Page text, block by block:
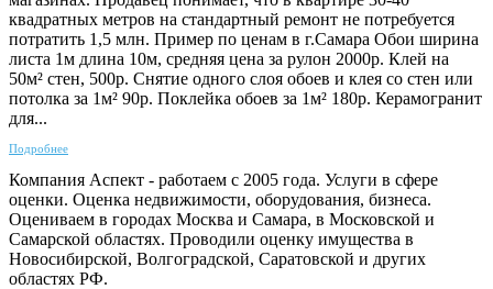
квадратных метров на стандартный ремонт не потребуется
потратить 1,5 млн. Пример по ценам в г.Самара Обои ширина
листа 1м длина 10м, средняя цена за рулон 2000р. Клей на
50м² стен, 500р. Снятие одного слоя обоев и клея со стен или
потолка за 1м² 90р. Поклейка обоев за 1м² 180р. Керамогранит
для...
Подробнее
Компания Аспект - работаем с 2005 года. Услуги в сфере
оценки. Оценка недвижимости, оборудования, бизнеса.
Оцениваем в городах Москва и Самара, в Московской и
Самарской областях. Проводили оценку имущества в
Новосибирской, Волгоградской, Саратовской и других
областях РФ.